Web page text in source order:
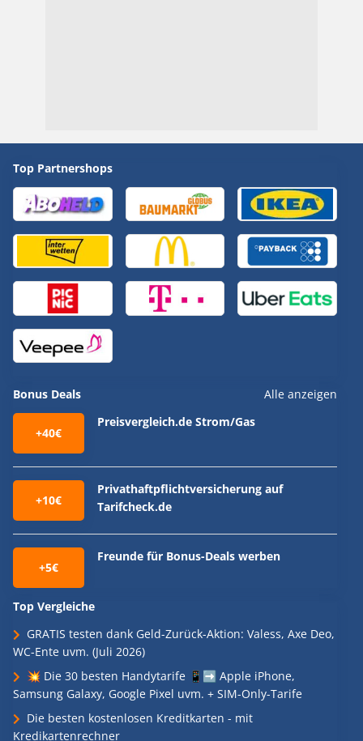
Top Partnershops
Bonus Deals Alle anzeigen
+40€
Preisvergleich.de Strom/Gas
+10€
Privathaftpflichtversicherung auf
Tarifcheck.de
+5€
Freunde für Bonus-Deals werben
Top Vergleiche
GRATIS testen dank Geld-Zurück-Aktion: Valess, Axe Deo,
WC-Ente uvm. (Juli 2026)
💥 Die 30 besten Handytarife 📱➡️ Apple iPhone,
Samsung Galaxy, Google Pixel uvm. + SIM-Only-Tarife
Die besten kostenlosen Kreditkarten - mit
Kredikartenrechner